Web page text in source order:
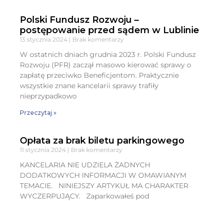
Polski Fundusz Rozwoju –
postępowanie przed sądem w Lublinie
13 stycznia 2024 Brak komentarzy
W ostatnich dniach grudnia 2023 r. Polski Fundusz
Rozwoju (PFR) zaczął masowo kierować sprawy o
zapłatę przeciwko Beneficjentom. Praktycznie
wszystkie znane kancelarii sprawy trafiły
nieprzypadkowo
Przeczytaj »
Opłata za brak biletu parkingowego
11 stycznia 2024 Brak komentarzy
KANCELARIA NIE UDZIELA ŻADNYCH
DODATKOWYCH INFORMACJI W OMAWIANYM
TEMACIE. NINIEJSZY ARTYKUŁ MA CHARAKTER
WYCZERPUJĄCY. Zaparkowałeś pod